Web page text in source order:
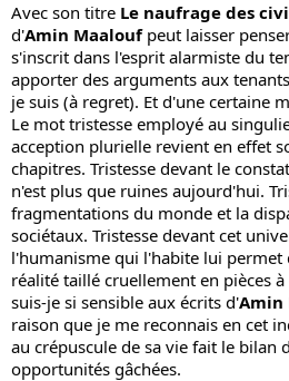
Avec son titre Le naufrage des
d'Amin Maalouf peut laisser
s'inscrit dans l'esprit alarmiste du
apporter des arguments aux
je suis (à regret). Et d'une certaine
Le mot tristesse employé au
acception plurielle revient en effet
chapitres. Tristesse devant le
n'est plus que ruines aujourd'hui.
fragmentations du monde et la
sociétaux. Tristesse devant cet
l'humanisme qui l'habite lui permet
réalité taillé cruellement en pièces
suis-je si sensible aux écrits d'Amin
raison que je me reconnais en cet
au crépuscule de sa vie fait le bilan
opportunités gâchées.